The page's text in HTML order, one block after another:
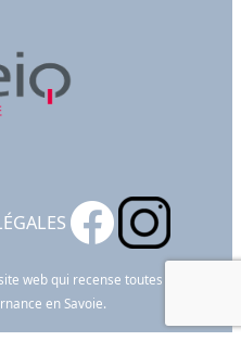
web qui recense toutes les
en Savoie.